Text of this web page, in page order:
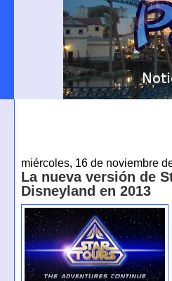
miércoles, 16 de noviembre
La nueva versión de
Disneyland en 2013